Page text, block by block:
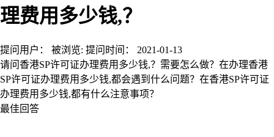
理费用多少钱,？
提问用户： 被浏览: 提问时间： 2021-01-13
请问香港SP许可证办理费用多少钱,？需要怎么做？在办理香港
SP许可证办理费用多少钱,都会遇到什么问题？在香港SP许可证
办理费用多少钱,都有什么注意事项？
最佳回答